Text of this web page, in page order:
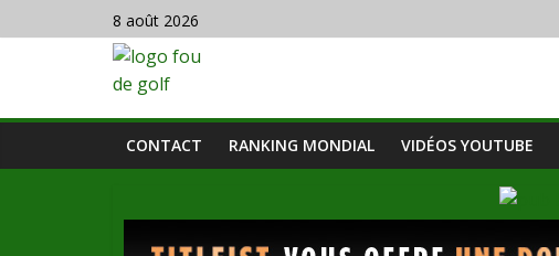
8 août 2026
CONTACT RANKING MONDIAL VIDÉOS YOUTUBE